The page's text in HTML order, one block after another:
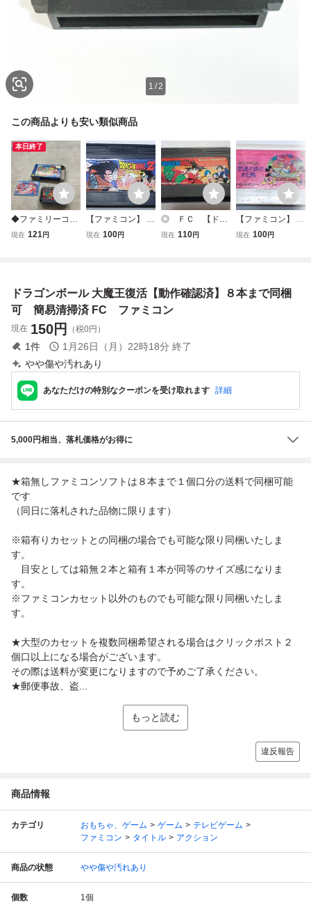
1 /2
この商品よりも安い類似商品
本日終了
◆ファミリーコン
ピューター/ファミ
現在 121円
【ファミコン】 ド
ラゴンボールZ 強
掃済み』カセット
【FC】【中古】
現在 100円
◎ ＦＣ 【ドラ
ゴンボール2 大
フト８本まで同梱
可
現在 110円
【ファミコン】 ミ
ッキーマウス 不思
の簡易清掃済み』
現在 100円
ドラゴンボール 大魔王復活【動作確認済】８本まで同梱
可 簡易清掃済 FC ファミコン
現在 150円 （税0円）
1件 1月26日（月）22時18分 終了
やや傷や汚れあり
あなただけの特別なクーポンを受け取れます 詳細
5,000円相当、落札価格がお得に
★箱無しファミコンソフトは８本まで１個口分の送料で同梱可能
です
（同日に落札された品物に限ります）
※箱有りカセットとの同梱の場合でも可能な限り同梱いたしま
す。
目安としては箱無２本と箱有１本が同等のサイズ感になりま
す。
※ファミコンカセット以外のものでも可能な限り同梱いたしま
す。
★大型のカセットを複数同梱希望される場合はクリックポスト２
個口以上になる場合がございます。
その際は送料が変更になりますので予めご了承ください。
★郵便事故、盗...
もっと読む
違反報告
商品情報
カテゴリ おもちゃ、ゲーム ゲーム
テレビゲーム
ファミコン
タイトル アクション
商品の状態 やや傷や汚れあり
個数 1個